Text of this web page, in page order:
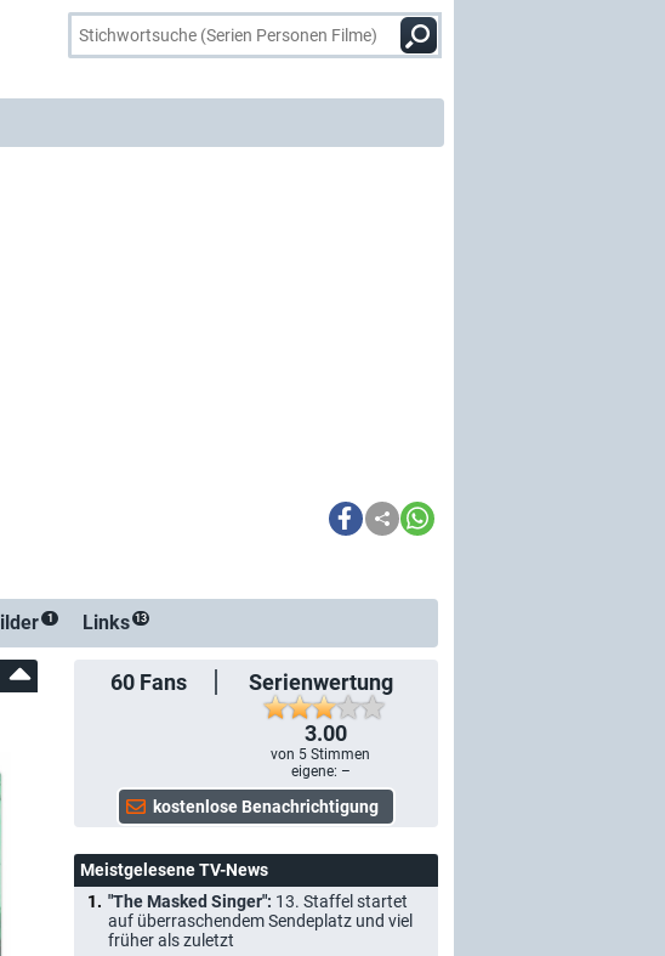
1 Links 13
60 Fans
Serienwertung
3.00
von 5 Stimmen
eigene: –
Meistgelesene TV-News
"The Masked Singer": 13. Staffel startet
auf überraschendem Sendeplatz und viel
früher als zuletzt